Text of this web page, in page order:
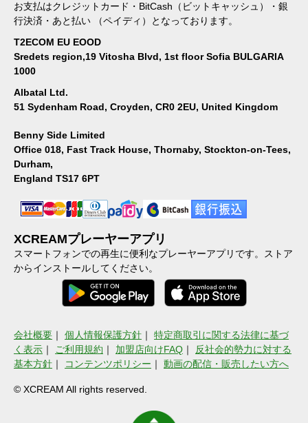
お支払はクレジットカード・BitCash（ビットキャッシュ）・銀
行決済・あと払い （ペイディ）となっております。
T2ECOM EU EOOD
Sredets region,19 Vitosha Blvd, 1st floor Sofia BULGARIA
1000
Albatal Ltd.
51 Sydenham Road, Croyden, CR0 2EU, United Kingdom
Benny Side Limited
Office 018, Fast Track House, Thornaby, Stockton-on-Tees,
Durham,
England TS17 6PT
XCREAMプレーヤーアプリ
スマートフォンでの再生に便利なプレーヤーアプリです。ストア
からインストールしてください。
会社概要 ｜ 個人情報保護方針 ｜ 特定商取引に関する法律に基づ
く表示 ｜ ご利用規約 ｜ 加盟店向けFAQ ｜
反社会的勢力に対する
基本方針 ｜ コンテンツポリシー ｜ 動画の配信・販売したい方へ
© XCREAM All rights reserved.